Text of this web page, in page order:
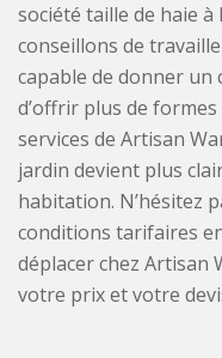
société taille de haie à
conseillons de
capable de donner un
d’offrir plus de
services de Artisan
jardin devient plus
habitation. N’hésitez
conditions tarifaires
déplacer chez Artisan
votre prix et votre